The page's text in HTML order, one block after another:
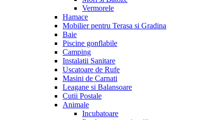
Vermorele
Hamace
Mobilier pentru Terasa si Gradina
Baie
Piscine gonflabile
Camping
Instalatii Sanitare
Uscatoare de Rufe
Masini de Carnati
Leagane si Balansoare
Cutii Postale
Animale
Incubatoare